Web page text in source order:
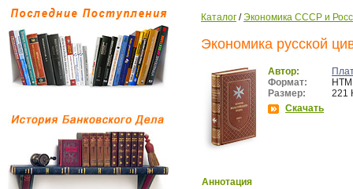
Каталог /Экономика СССР и
Экономика русской
Автор:
Формат:
Размер:
221
Скачать
Аннотация